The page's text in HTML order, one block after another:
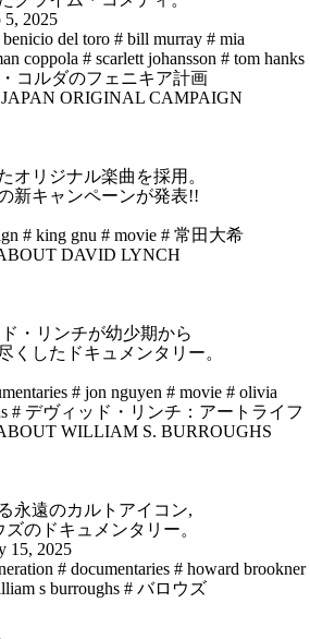
5, 2025
benicio del toro # bill murray # mia
coppola # scarlett johansson # tom hanks
コルダのフェニキア計画
オリジナル楽曲を採用。
新キャンペーンが発表!!
# king gnu # movie # 常田大希
・リンチが幼少期から
くしたドキュメンタリー。
# jon nguyen # movie # olivia
# デヴィッド・リンチ：アートライフ
永遠のカルトアイコン,
のドキュメンタリー。
15, 2025
# documentaries # howard brookner
s burroughs # バロウズ